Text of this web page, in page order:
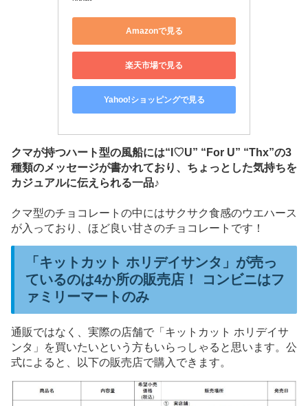
Amazonで見る
楽天市場で見る
Yahoo!ショッピングで見る
クマが持つハート型の風船には“I♡U” “For U” “Thx”の3
種類のメッセージが書かれており、ちょっとした気持ちを
カジュアルに伝えられる一品♪
クマ型のチョコレートの中にはサクサク食感のウエハース
が入っており、ほど良い甘さのチョコレートです！
「キットカット ホリデイサンタ」が売っ
ているのは4か所の販売店！ コンビニはフ
ァミリーマートのみ
通販ではなく、実際の店舗で「キットカット ホリデイサ
ンタ」を買いたいという方もいらっしゃると思います。公
式によると、以下の販売店で購入できます。